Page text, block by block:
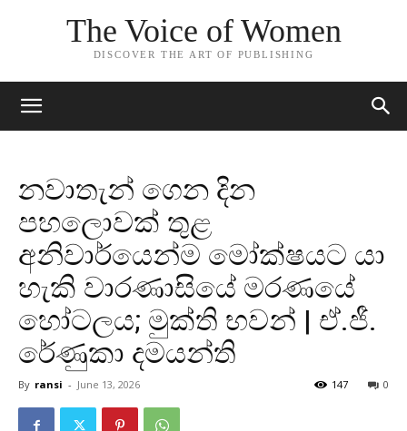
The Voice of Women
DISCOVER THE ART OF PUBLISHING
නවාතැන් ගෙන දින
පහලොවක් තුළ
අනිවාර්යෙන්ම මෝක්ෂයට යා
හැකි වාරණාසියේ මරණයේ
හෝටලය; මුක්ති භවන් | ඒ.ජී.
රේණුකා දමයන්ති
By ransi - June 13, 2026 0
147